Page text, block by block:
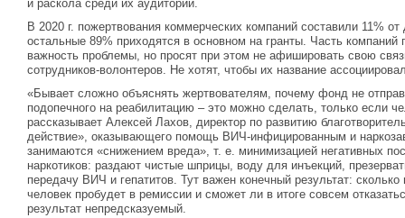
и раскола среди их аудитории.
В 2020 г. пожертвования коммерческих компаний составили 11%
остальные 89% приходятся в основном на гранты. Часть
важность проблемы, но просят при этом не афишировать свою
сотрудников-волонтеров. Не хотят, чтобы их название
«Бывает сложно объяснять жертвователям, почему фонд не
подопечного на реабилитацию – это можно сделать, только если
рассказывает Алексей Лахов, директор по развитию
действие», оказывающего помощь ВИЧ-инфицированным и
занимаются «снижением вреда», т. е. минимизацией негативных
наркотиков: раздают чистые шприцы, воду для инъекций,
передачу ВИЧ и гепатитов. Тут важен конечный результат:
человек пробудет в ремиссии и сможет ли в итоге совсем
результат непредсказуемый.